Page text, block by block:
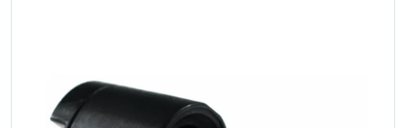
Doradztwo
technologiczne